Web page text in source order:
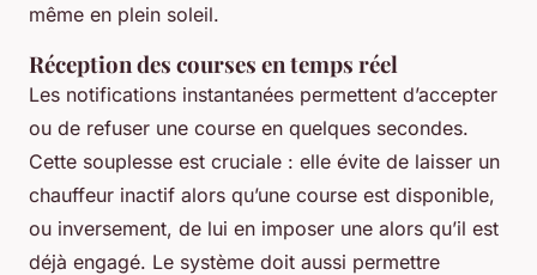
même en plein soleil.
Réception des courses en temps réel
Les notifications instantanées permettent d’accepter
ou de refuser une course en quelques secondes.
Cette souplesse est cruciale : elle évite de laisser un
chauffeur inactif alors qu’une course est disponible,
ou inversement, de lui en imposer une alors qu’il est
déjà engagé. Le système doit aussi permettre